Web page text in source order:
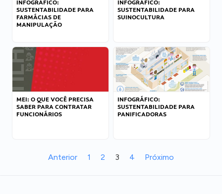
INFOGRÁFICO:
SUSTENTABILIDADE PARA
FARMÁCIAS DE
MANIPULAÇÃO
INFOGRÁFICO:
SUSTENTABILIDADE PARA
SUINOCULTURA
MEI: O QUE VOCÊ PRECISA
SABER PARA CONTRATAR
FUNCIONÁRIOS
INFOGRÁFICO:
SUSTENTABILIDADE PARA
PANIFICADORAS
Anterior 1 2 3 4 Próximo